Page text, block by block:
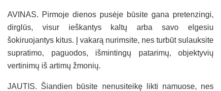
AVINAS. Pirmoje dienos pusėje būsite gana pretenzingi,
dirglūs, visur ieškantys kaltų arba savo elgesiu
šokiruojantys kitus. Į vakarą nurimsite, nes turbūt sulauksite
supratimo, paguodos, išmintingų patarimų, objektyvių
vertinimų iš artimų žmonių.
JAUTIS. Šiandien būsite nenusiteikę likti namuose, nes